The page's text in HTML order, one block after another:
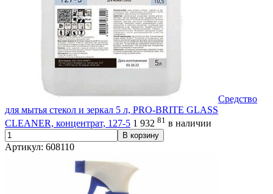
Средство
для мытья стекол и зеркал 5 л, PRO-BRITE GLASS
CLEANER, концентрат, 127-5 1 932 81 в наличии
В корзину
Артикул: 608110